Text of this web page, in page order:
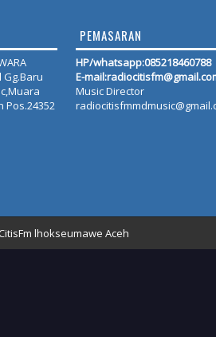
Gg.Baru
Pos.24352
PEMASARAN
HP/whatsapp:085218460788
E-
Music Director
lhokseumawe Aceh